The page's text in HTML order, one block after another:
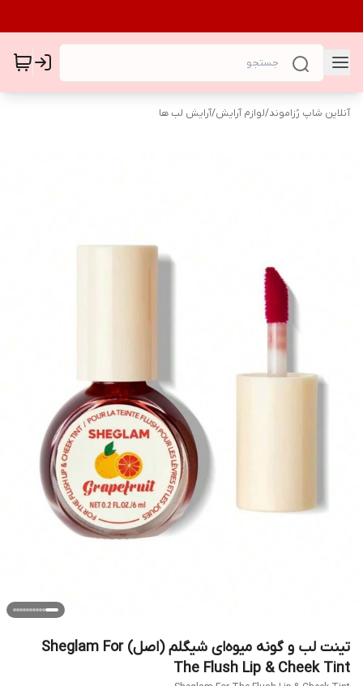
آنلاین شاپ رُزاموند/لوازم آرایش/آرایش لب ها
تینت لب و گونه میوه‌ای شیگلم (اصل) Sheglam For
The Flush Lip & Cheek Tint